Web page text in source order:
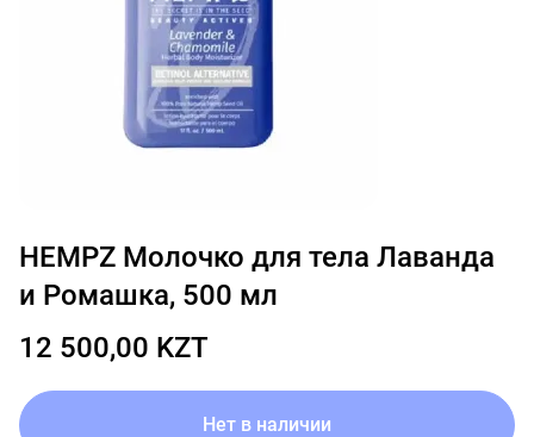
HEMPZ Mолочко для тела Лаванда
и Ромашка, 500 мл
12 500,00 KZT
Нет в наличии